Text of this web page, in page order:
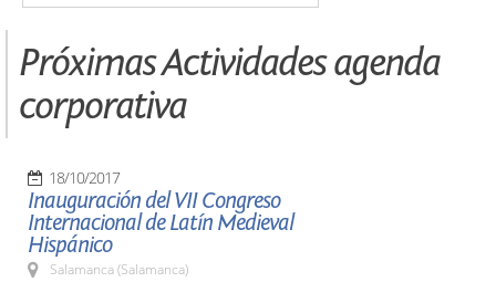
Próximas Actividades agenda
corporativa
18/10/2017
Inauguración del VII Congreso
Internacional de Latín Medieval
Hispánico
Salamanca (Salamanca)